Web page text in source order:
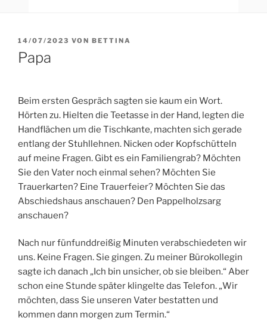
VERÖFFENTLICHT
AM
14/07/2023 VON BETTINA
Papa
Beim ersten Gespräch sagten sie kaum ein Wort.
Hörten zu. Hielten die Teetasse in der Hand, legten die
Handflächen um die Tischkante, machten sich gerade
entlang der Stuhllehnen. Nicken oder Kopfschütteln
auf meine Fragen. Gibt es ein Familiengrab? Möchten
Sie den Vater noch einmal sehen? Möchten Sie
Trauerkarten? Eine Trauerfeier? Möchten Sie das
Abschiedshaus anschauen? Den Pappelholzsarg
anschauen?
Nach nur fünfunddreißig Minuten verabschiedeten wir
uns. Keine Fragen. Sie gingen. Zu meiner Bürokollegin
sagte ich danach „Ich bin unsicher, ob sie bleiben.“ Aber
schon eine Stunde später klingelte das Telefon. „Wir
möchten, dass Sie unseren Vater bestatten und
kommen dann morgen zum Termin.“